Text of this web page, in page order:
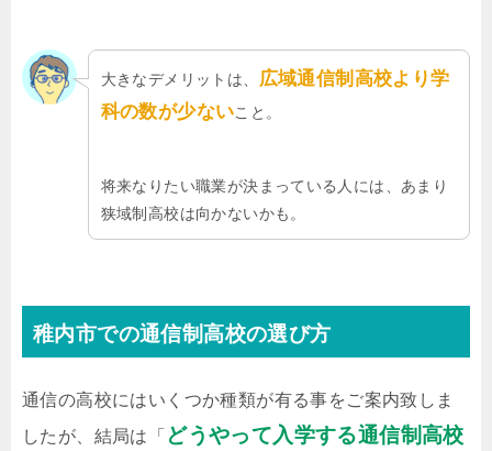
大きなデメリットは、 広域通信制高校より学
科の数が少ないこと。
将来なりたい職業が決まっている人には、あまり
狭域制高校は向かないかも。
稚内市での通信制高校の選び方
通信の高校にはいくつか種類が有る事をご案内致しま
したが、結局は「 どうやって入学する通信制高校